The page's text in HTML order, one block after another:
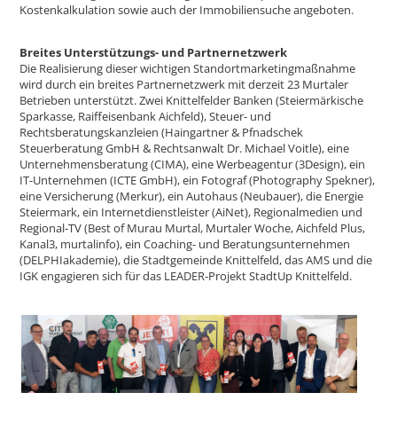
Kostenkalkulation sowie auch der Immobiliensuche angeboten.
Breites Unterstützungs- und Partnernetzwerk
Die Realisierung dieser wichtigen Standortmarketingmaßnahme
wird durch ein breites Partnernetzwerk mit derzeit 23 Murtaler
Betrieben unterstützt. Zwei Knittelfelder Banken (Steiermärkische
Sparkasse, Raiffeisenbank Aichfeld), Steuer- und
Rechtsberatungskanzleien (Haingartner & Pfnadschek
Steuerberatung GmbH & Rechtsanwalt Dr. Michael Voitle), eine
Unternehmensberatung (CIMA), eine Werbeagentur (3Design), ein
IT-Unternehmen (ICTE GmbH), ein Fotograf (Photography Spekner),
eine Versicherung (Merkur), ein Autohaus (Neubauer), die Energie
Steiermark, ein Internetdienstleister (AiNet), Regionalmedien und
Regional-TV (Best of Murau Murtal, Murtaler Woche, Aichfeld Plus,
Kanal3, murtalinfo), ein Coaching- und Beratungsunternehmen
(DELPHIakademie), die Stadtgemeinde Knittelfeld, das AMS und die
IGK engagieren sich für das LEADER-Projekt StadtUp Knittelfeld.